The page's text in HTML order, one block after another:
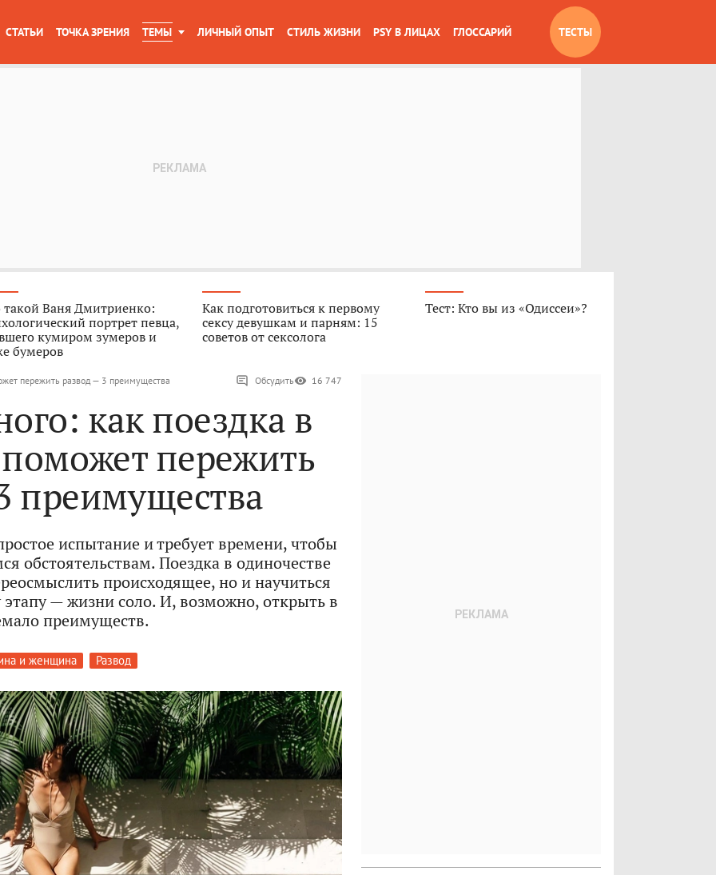
СТАТЬИ ТОЧКА ЗРЕНИЯ ТЕМЫ ЛИЧНЫЙ ОПЫТ СТИЛЬ ЖИЗНИ PSY В ЛИЦАХ ГЛОССАРИЙ ТЕСТЫ
такой Ваня Дмитриенко:
портрет певца,
кумиром зумеров и
бумеров
Как подготовиться к первому
сексу девушкам и парням: 15
советов от сексолога
Тест: Кто вы из «Одиссеи»?
пережить развод — 3 преимущества Обсудить 16 747
как поездка в
пережить
преимущества
испытание и требует времени, чтобы
обстоятельствам. Поездка в одиночестве
происходящее, но и научиться
— жизни соло. И, возможно, открыть в
преимуществ.
и женщина Развод